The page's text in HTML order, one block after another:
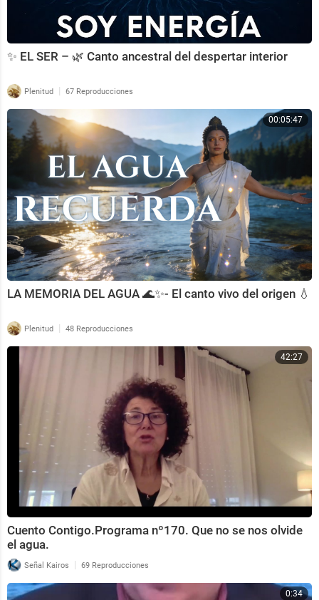
✨ EL SER – 🌿 Canto ancestral del despertar interior
Plenitud | 67 Reproducciones
00:05:47
LA MEMORIA DEL AGUA 🌊✨- El canto vivo del origen 💧
Plenitud | 48 Reproducciones
42:27
Cuento Contigo.Programa nº170. Que no se nos olvide
el agua.
Señal Kairos | 69 Reproducciones
0:34